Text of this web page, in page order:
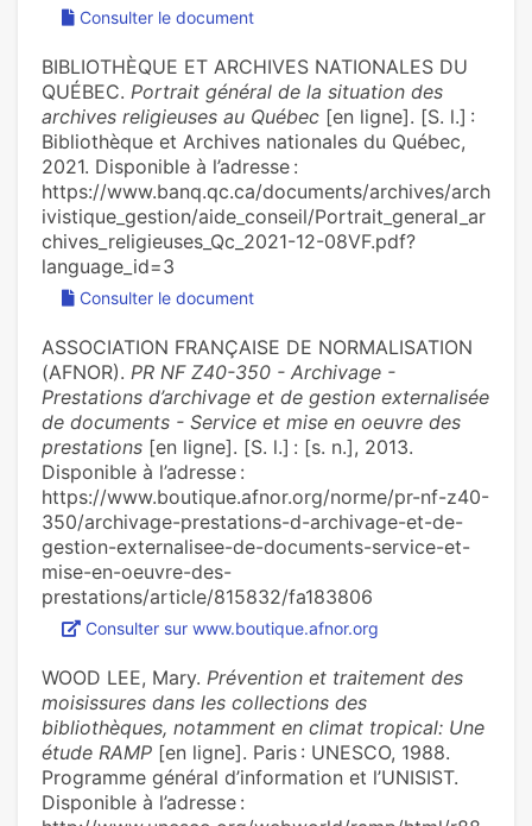
Consulter le document
BIBLIOTHÈQUE ET ARCHIVES NATIONALES DU
QUÉBEC. Portrait général de la situation des
archives religieuses au Québec [en ligne]. [S. l.] :
Bibliothèque et Archives nationales du Québec,
2021. Disponible à l’adresse :
https://www.banq.qc.ca/documents/archives/arch
ivistique_gestion/aide_conseil/Portrait_general_ar
chives_religieuses_Qc_2021-12-08VF.pdf?
language_id=3
Consulter le document
ASSOCIATION FRANÇAISE DE NORMALISATION
(AFNOR). PR NF Z40-350 - Archivage -
Prestations d’archivage et de gestion externalisée
de documents - Service et mise en oeuvre des
prestations [en ligne]. [S. l.] : [s. n.], 2013.
Disponible à l’adresse :
https://www.boutique.afnor.org/norme/pr-nf-z40-
350/archivage-prestations-d-archivage-et-de-
gestion-externalisee-de-documents-service-et-
mise-en-oeuvre-des-
prestations/article/815832/fa183806
Consulter sur www.boutique.afnor.org
WOOD LEE, Mary. Prévention et traitement des
moisissures dans les collections des
bibliothèques, notamment en climat tropical: Une
étude RAMP [en ligne]. Paris : UNESCO, 1988.
Programme général d’information et l’UNISIST.
Disponible à l’adresse :